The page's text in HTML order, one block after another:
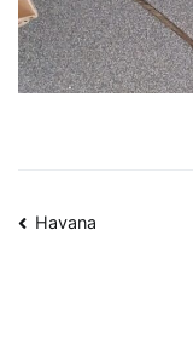
Navigation
Havana